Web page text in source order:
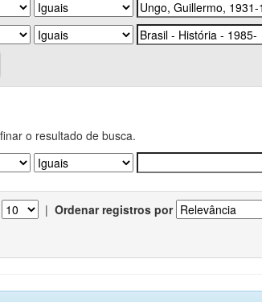
o resultado de busca.
| Ordenar registros por